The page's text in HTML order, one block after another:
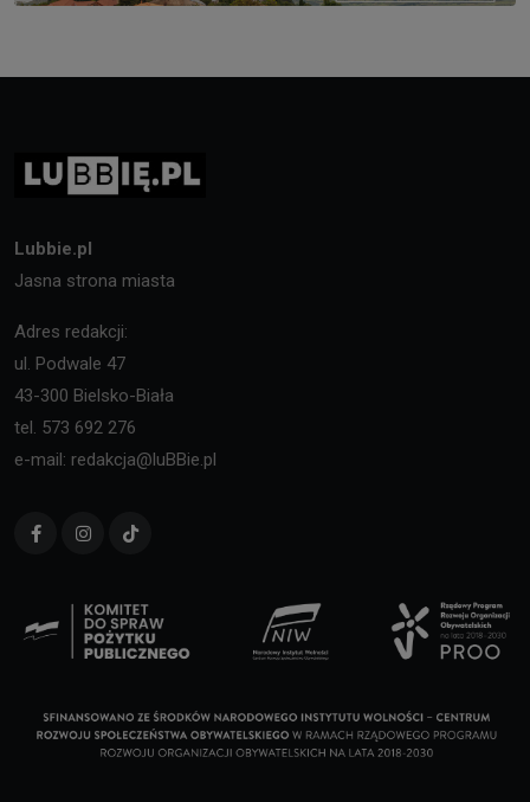
Lubbie.pl
Jasna strona miasta
Adres redakcji:
ul. Podwale 47
43-300 Bielsko-Biała
tel. 573 692 276
e-mail: redakcja@luBBie.pl